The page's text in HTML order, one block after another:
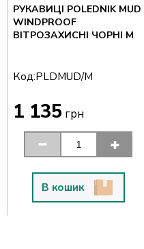
РУКАВИЦІ POLEDNIK MUD
WINDPROOF
ВІТРОЗАХИСНІ ЧОРНІ M
Код:PLDMUD/M
1 135 грн
В кошик